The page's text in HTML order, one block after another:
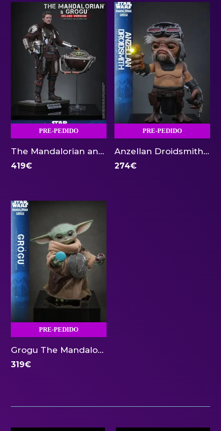
PRE-PEDIDO
The Mandalorian and Grogu Deluxe Version 1:6 Hot Toys
419€
PRE-PEDIDO
Anzellan Droidsmith The Mandalorian Life Size 1:1 Hot Toys
274€
PRE-PEDIDO
Grogu The Mandalorian Life Size 1:1 Hot Toys
319€